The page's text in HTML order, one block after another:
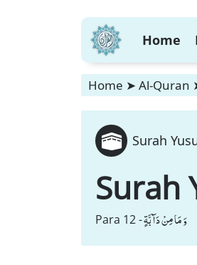
Home
Home ➤ Al-Quran
Surah
Surah
Para 12 -وَ مَا مِنْ دَآبَّةٍ